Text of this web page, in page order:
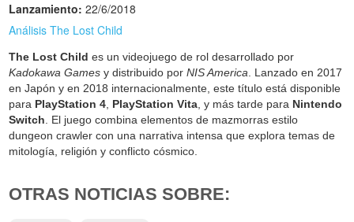
Lanzamiento: 22/6/2018
Análisis The Lost Child
The Lost Child es un videojuego de rol desarrollado por
Kadokawa Games y distribuido porNIS America. Lanzado en 2017
en Japón y en 2018 internacionalmente, este título está disponible
para PlayStation 4, PlayStation Vita, y más tarde para Nintendo
Switch. El juego combina elementos de mazmorras estilo
dungeon crawler con una narrativa intensa que explora temas de
mitología, religión y conflicto cósmico.
OTRAS NOTICIAS SOBRE: